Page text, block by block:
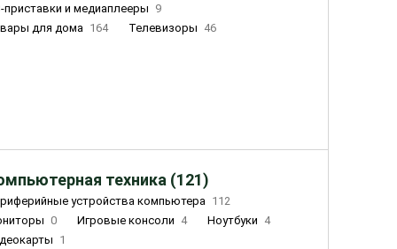
приставки и медиаплееры
9
для дома 164 Телевизоры 46
техника (121)
устройства компьютера 112
0 Игровые консоли 4 Ноутбуки 4
1